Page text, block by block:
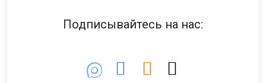
Подписывайтесь на нас: